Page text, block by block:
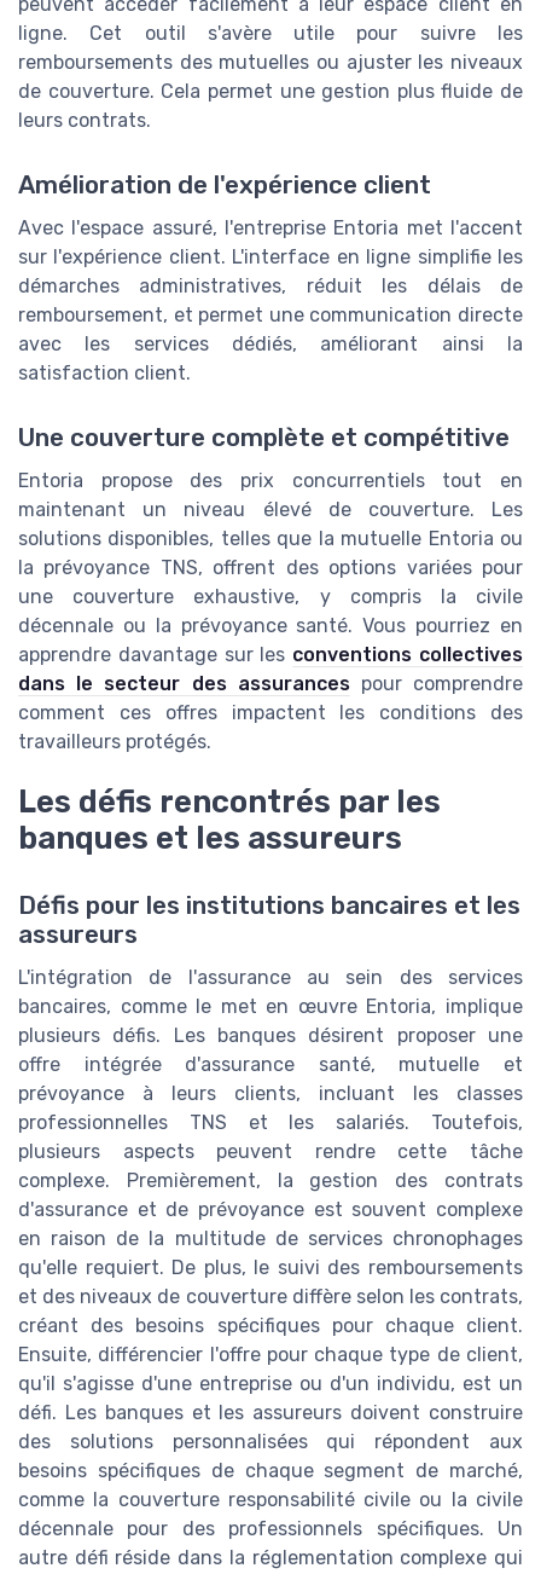
ligne. Cet outil s'avère utile pour suivre les
remboursements des mutuelles ou ajuster les niveaux
de couverture. Cela permet une gestion plus fluide de
leurs contrats.
Amélioration de l'expérience client
Avec l'espace assuré, l'entreprise Entoria met l'accent
sur l'expérience client. L'interface en ligne simplifie les
démarches administratives, réduit les délais de
remboursement, et permet une communication directe
avec les services dédiés, améliorant ainsi la
satisfaction client.
Une couverture complète et compétitive
Entoria propose des prix concurrentiels tout en
maintenant un niveau élevé de couverture. Les
solutions disponibles, telles que la mutuelle Entoria ou
la prévoyance TNS, offrent des options variées pour
une couverture exhaustive, y compris la civile
décennale ou la prévoyance santé. Vous pourriez en
apprendre davantage sur les conventions collectives
dans le secteur des assurancespour comprendre
comment ces offres impactent les conditions des
travailleurs protégés.
Les défis rencontrés par les
banques et les assureurs
Défis pour les institutions bancaires et les
assureurs
L'intégration de l'assurance au sein des services
bancaires, comme le met en œuvre Entoria, implique
plusieurs défis. Les banques désirent proposer une
offre intégrée d'assurance santé, mutuelle et
prévoyance à leurs clients, incluant les classes
professionnelles TNS et les salariés. Toutefois,
plusieurs aspects peuvent rendre cette tâche
complexe. Premièrement, la gestion des contrats
d'assurance et de prévoyance est souvent complexe
en raison de la multitude de services chronophages
qu'elle requiert. De plus, le suivi des remboursements
et des niveaux de couverture diffère selon les contrats,
créant des besoins spécifiques pour chaque client.
Ensuite, différencier l'offre pour chaque type de client,
qu'il s'agisse d'une entreprise ou d'un individu, est un
défi. Les banques et les assureurs doivent construire
des solutions personnalisées qui répondent aux
besoins spécifiques de chaque segment de marché,
comme la couverture responsabilité civile ou la civile
décennale pour des professionnels spécifiques. Un
autre défi réside dans la réglementation complexe qui